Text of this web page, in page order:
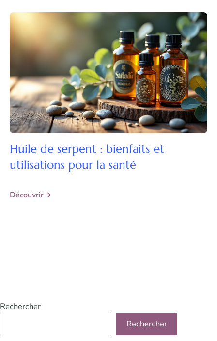
Huile de serpent : bienfaits et
utilisations pour la santé
Découvrir
Rechercher
Rechercher